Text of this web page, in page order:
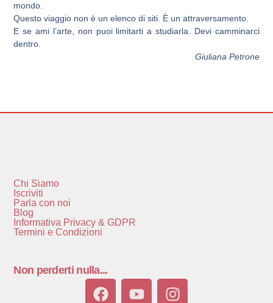
mondo.
Questo viaggio non è un elenco di siti. È un attraversamento.
E se ami l’arte, non puoi limitarti a studiarla. Devi camminarci
dentro.
Giuliana Petrone
Chi Siamo
Iscriviti
Parla con noi
Blog
Informativa Privacy & GDPR
Termini e Condizioni
Non perderti nulla...